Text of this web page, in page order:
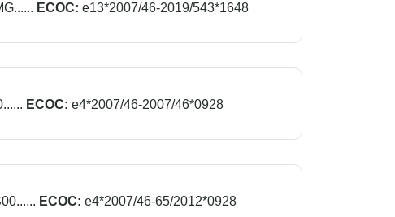
ECOC: e13*2007/46-2019/543*1648
ECOC: e4*2007/46-2007/46*0928
ECOC: e4*2007/46-65/2012*0928